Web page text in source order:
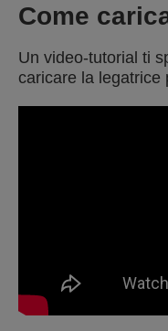
Come
Un video-tutorial ti
caricare la legatrice